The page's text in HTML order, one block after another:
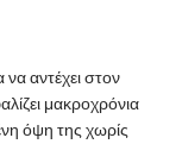
να αντέχει στον
μακροχρόνια
όψη της χωρίς